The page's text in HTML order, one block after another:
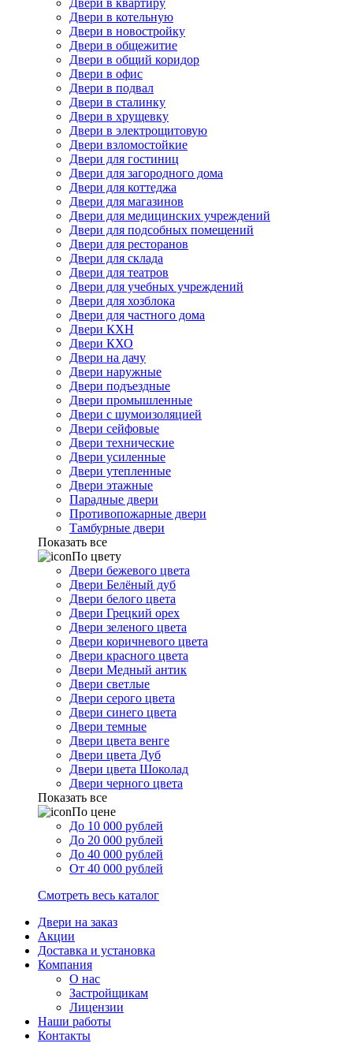
Двери в квартиру
Двери в котельную
Двери в новостройку
Двери в общежитие
Двери в общий коридор
Двери в офис
Двери в подвал
Двери в сталинку
Двери в хрущевку
Двери в электрощитовую
Двери взломостойкие
Двери для гостиниц
Двери для загородного дома
Двери для коттеджа
Двери для магазинов
Двери для медицинских учреждений
Двери для подсобных помещений
Двери для ресторанов
Двери для склада
Двери для театров
Двери для учебных учреждений
Двери для хозблока
Двери для частного дома
Двери КХН
Двери КХО
Двери на дачу
Двери наружные
Двери подъездные
Двери промышленные
Двери с шумоизоляцией
Двери сейфовые
Двери технические
Двери усиленные
Двери утепленные
Двери этажные
Парадные двери
Противопожарные двери
Тамбурные двери
Показать все
По цвету
Двери бежевого цвета
Двери Белёный дуб
Двери белого цвета
Двери Грецкий орех
Двери зеленого цвета
Двери коричневого цвета
Двери красного цвета
Двери Медный антик
Двери светлые
Двери серого цвета
Двери синего цвета
Двери темные
Двери цвета венге
Двери цвета Дуб
Двери цвета Шоколад
Двери черного цвета
Показать все
По цене
До 10 000 рублей
До 20 000 рублей
До 40 000 рублей
От 40 000 рублей
Смотреть весь каталог
Двери на заказ
Акции
Доставка и установка
Компания
О нас
Застройщикам
Лицензии
Наши работы
Контакты